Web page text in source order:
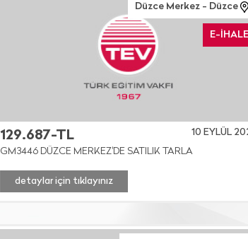
Düzce Merkez - Düzce
E-İHALE
129.687-TL
10 EYLÜL
GM3446 DÜZCE MERKEZ'DE SATILIK TARLA
detaylar için tıklayınız